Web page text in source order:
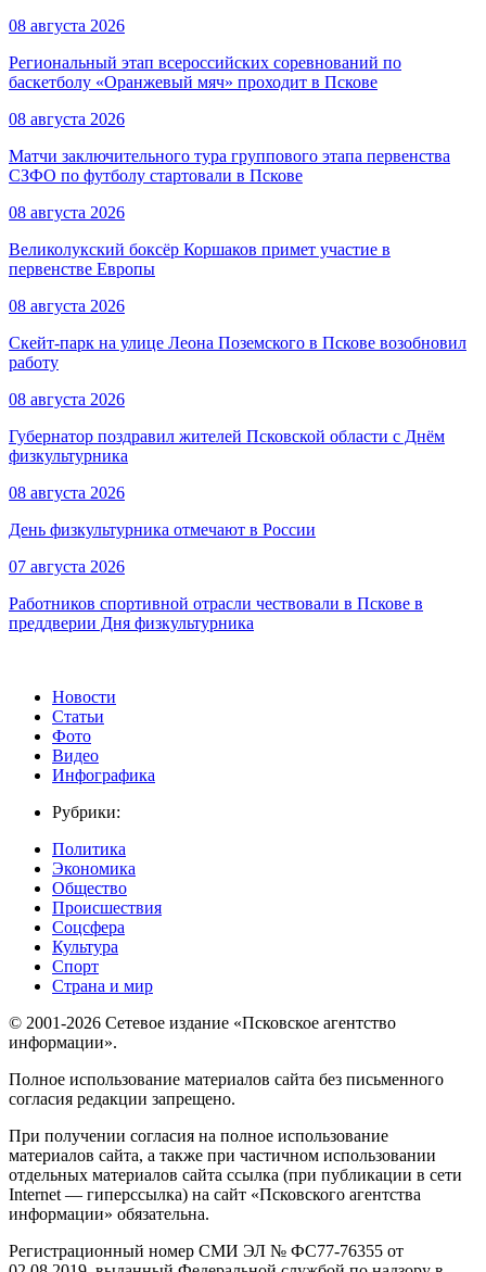
08 августа 2026
Региональный этап всероссийских соревнований по
баскетболу «Оранжевый мяч» проходит в Пскове
08 августа 2026
Матчи заключительного тура группового этапа первенства
СЗФО по футболу стартовали в Пскове
08 августа 2026
Великолукский боксёр Коршаков примет участие в
первенстве Европы
08 августа 2026
Скейт-парк на улице Леона Поземского в Пскове возобновил
работу
08 августа 2026
Губернатор поздравил жителей Псковской области с Днём
физкультурника
08 августа 2026
День физкультурника отмечают в России
07 августа 2026
Работников спортивной отрасли чествовали в Пскове в
преддверии Дня физкультурника
Новости
Статьи
Фото
Видео
Инфографика
Рубрики:
Политика
Экономика
Общество
Происшествия
Соцсфера
Культура
Спорт
Страна и мир
© 2001-2026 Сетевое издание «Псковское агентство
информации».
Полное использование материалов сайта без письменного
согласия редакции запрещено.
При получении согласия на полное использование
материалов сайта, а также при частичном использовании
отдельных материалов сайта ссылка (при публикации в сети
Internet — гиперссылка) на сайт «Псковского агентства
информации» обязательна.
Регистрационный номер СМИ ЭЛ № ФС77-76355 от